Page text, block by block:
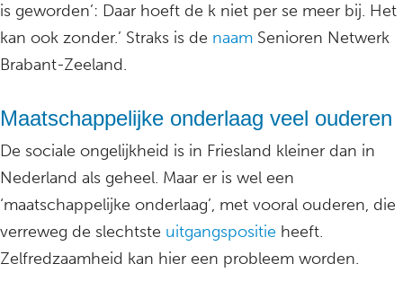
is geworden’: Daar hoeft de k niet per se meer bij. Het
kan ook zonder.’ Straks is de naam Senioren Netwerk
Brabant-Zeeland.
Maatschappelijke onderlaag veel ouderen
De sociale ongelijkheid is in Friesland kleiner dan in
Nederland als geheel. Maar er is wel een
‘maatschappelijke onderlaag’, met vooral ouderen, die
verreweg de slechtste uitgangspositie heeft.
Zelfredzaamheid kan hier een probleem worden.